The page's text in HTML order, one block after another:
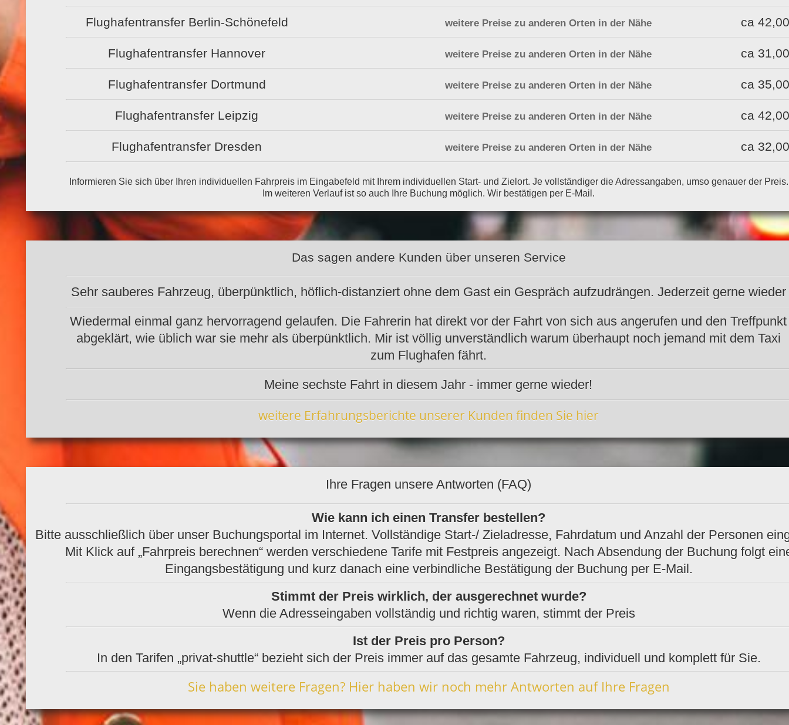
Flughafentransfer Berlin-Schönefeld weitere Preise zu anderen Orten in der Nähe ca
Flughafentransfer Hannover weitere Preise zu anderen Orten in der Nähe ca
Flughafentransfer Dortmund weitere Preise zu anderen Orten in der Nähe ca
Flughafentransfer Leipzig weitere Preise zu anderen Orten in der Nähe ca
Flughafentransfer Dresden weitere Preise zu anderen Orten in der Nähe ca
Informieren Sie sich über Ihren individuellen Fahrpreis im Eingabefeld mit Ihrem individuellen Start- und Zielort. Je vollständiger die Adressangaben, umso genauer der Preis.
Im weiteren Verlauf ist so auch Ihre Buchung möglich. Wir bestätigen per E-Mail.
Das sagen andere Kunden über unseren Service
Sehr sauberes Fahrzeug, überpünktlich, höflich-distanziert ohne dem Gast ein Gespräch aufzudrängen. Jederzeit gerne wieder
Wiedermal einmal ganz hervorragend gelaufen. Die Fahrerin hat direkt vor der Fahrt von sich aus angerufen und den Treffpunkt
abgeklärt, wie üblich war sie mehr als überpünktlich. Mir ist völlig unverständlich warum überhaupt noch jemand mit dem Taxi
zum Flughafen fährt.
Meine sechste Fahrt in diesem Jahr - immer gerne wieder!
weitere Erfahrungsberichte unserer Kunden finden Sie hier
Ihre Fragen unsere Antworten (FAQ)
Wie kann ich einen Transfer bestellen?
Bitte ausschließlich über unser Buchungsportal im Internet. Vollständige Start-/ Zieladresse, Fahrdatum und Anzahl der Personen
Mit Klick auf „Fahrpreis berechnen“ werden verschiedene Tarife mit Festpreis angezeigt. Nach Absendung der Buchung folgt
Eingangsbestätigung und kurz danach eine verbindliche Bestätigung der Buchung per E-Mail.
Stimmt der Preis wirklich, der ausgerechnet wurde?
Wenn die Adresseingaben vollständig und richtig waren, stimmt der Preis
Ist der Preis pro Person?
In den Tarifen „privat-shuttle“ bezieht sich der Preis immer auf das gesamte Fahrzeug, individuell und komplett für Sie.
Sie haben weitere Fragen? Hier haben wir noch mehr Antworten auf Ihre Fragen